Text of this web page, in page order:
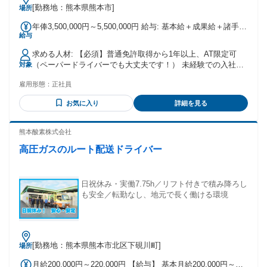
場所[勤務地：熊本県熊本市]
給与
年俸3,500,000円～5,500,000円 給与: 基本給＋成果給＋諸手当
む）：495万円 目標金額以上を売り上げた場合は報奨金を毎
月支給いたします 月平均：2~3万円 入社1年未満の頑張ってい
る社員さんの売上と給与例 【日勤の場合】 売上940,000円 月
給 約530,000円 【夜勤の場合】 売上960,000円 月給 約
【成果給】 個々の売上に応じて、給与にプラスして成果給を
支給。（売上の53%以上） 景気回復の効果もあって、1年目で
もベテランドライバーに匹敵するほどの売上をあげることも
できます。 頑張れば頑張るほど、自分たちの給与を良くして
いけることもこの仕事の特徴です。 【事故補償】 一年以上無
事故無違反者であれば、金一封をおつけして表彰いたします 2
いたします。
対象
求める人材: 【必須】普通免許取得から1年以上、AT限定可
（ペーパードライバーでも大丈夫です！） 未経験での入社、
リアの方が活躍中です！ 第二新卒・就業経験なし・派遣社員
や契約社員、フリーターの方も！ リムジンドライバー、介護
タクシー、送迎ドライバー、役員運転手に 運転代行やバスド
代、40代、50代、60代と幅広い年齢層の方が活躍中！ 中高年
例】 2種免許取得費用を会社負担で取得できますので、 ドラ
業、仕分けスタッフ、工場内作業スタッフなど 幅広い業界未
経験の方が活躍されています！
雇用形態： 正社員
お気に入り 詳細を見る
熊本酸素株式会社
高圧ガスのルート配送ドライバー
日祝休み・実働7.75h／リフト付きで積み降ろし
も安全／転勤なし、地元で長く働ける環境
場所[勤務地：熊本県熊本市北区下硯川町]
月給200,000円～220,000円 【給与】 基本月給200,000円～